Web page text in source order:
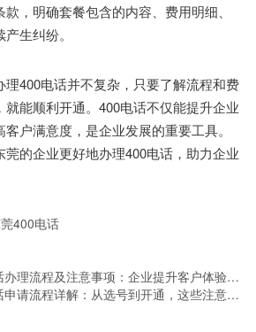
，明确套餐包含的内容、费用明细、
生纠纷。
400电话并不复杂，只要了解流程和费
就能顺利开通。400电话不仅能提升企业
户满意度，是企业发展的重要工具。
的企业更好地办理400电话，助力企业
400电话
程及注意事项：企业提升客户体验与品牌形象的实用指南
流程详解：从选号到开通，这些注意事项别忽略